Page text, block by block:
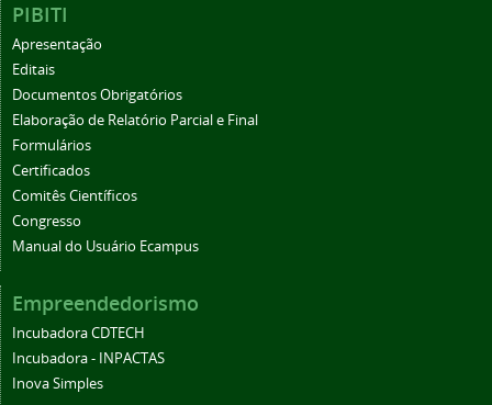
PIBITI
Apresentação
Editais
Documentos Obrigatórios
Elaboração de Relatório Parcial e Final
Formulários
Certificados
Comitês Científicos
Congresso
Manual do Usuário Ecampus
Empreendedorismo
Incubadora CDTECH
Incubadora - INPACTAS
Inova Simples